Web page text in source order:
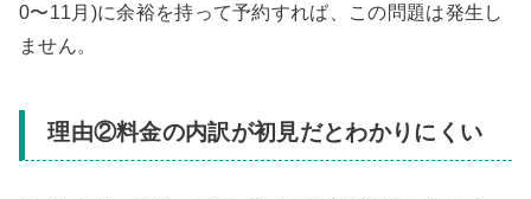
0〜11月)に余裕を持って予約すれば、この問題は発生し
ません。
理由②料金の内訳が初見だとわかりにくい